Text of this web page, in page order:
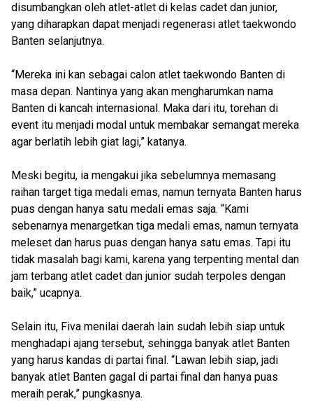
disumbangkan oleh atlet-atlet di kelas cadet dan junior,
yang diharapkan dapat menjadi regenerasi atlet taekwondo
Banten selanjutnya.
“Mereka ini kan sebagai calon atlet taekwondo Banten di
masa depan. Nantinya yang akan mengharumkan nama
Banten di kancah internasional. Maka dari itu, torehan di
event itu menjadi modal untuk membakar semangat mereka
agar berlatih lebih giat lagi,” katanya.
Meski begitu, ia mengakui jika sebelumnya memasang
raihan target tiga medali emas, namun ternyata Banten harus
puas dengan hanya satu medali emas saja. “Kami
sebenarnya menargetkan tiga medali emas, namun ternyata
meleset dan harus puas dengan hanya satu emas. Tapi itu
tidak masalah bagi kami, karena yang terpenting mental dan
jam terbang atlet cadet dan junior sudah terpoles dengan
baik,” ucapnya.
Selain itu, Fiva menilai daerah lain sudah lebih siap untuk
menghadapi ajang tersebut, sehingga banyak atlet Banten
yang harus kandas di partai final. “Lawan lebih siap, jadi
banyak atlet Banten gagal di partai final dan hanya puas
meraih perak,” pungkasnya.